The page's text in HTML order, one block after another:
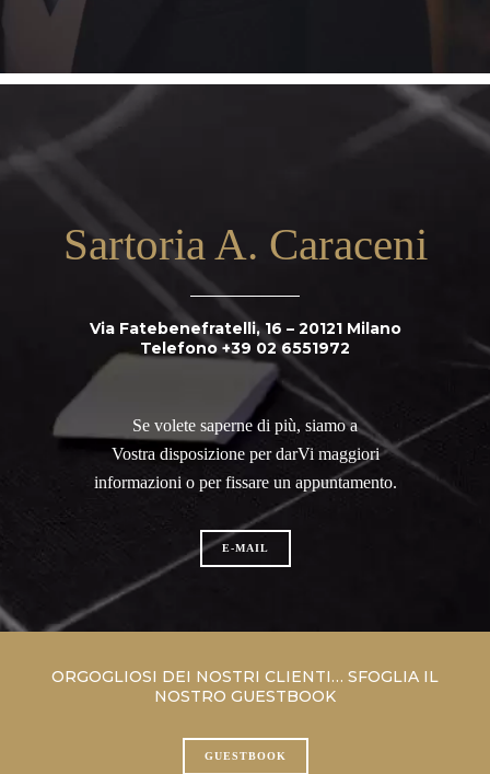
Sartoria A. Caraceni
Via Fatebenefratelli, 16 – 20121 Milano
Telefono +39 02 6551972
Se volete saperne di più, siamo a
Vostra disposizione per darVi maggiori
informazioni o per fissare un appuntamento.
E-MAIL
ORGOGLIOSI DEI NOSTRI CLIENTI… SFOGLIA IL
NOSTRO GUESTBOOK
GUESTBOOK